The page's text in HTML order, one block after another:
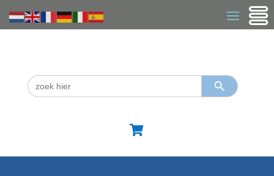
Zoek
naar:
Zoekknop
